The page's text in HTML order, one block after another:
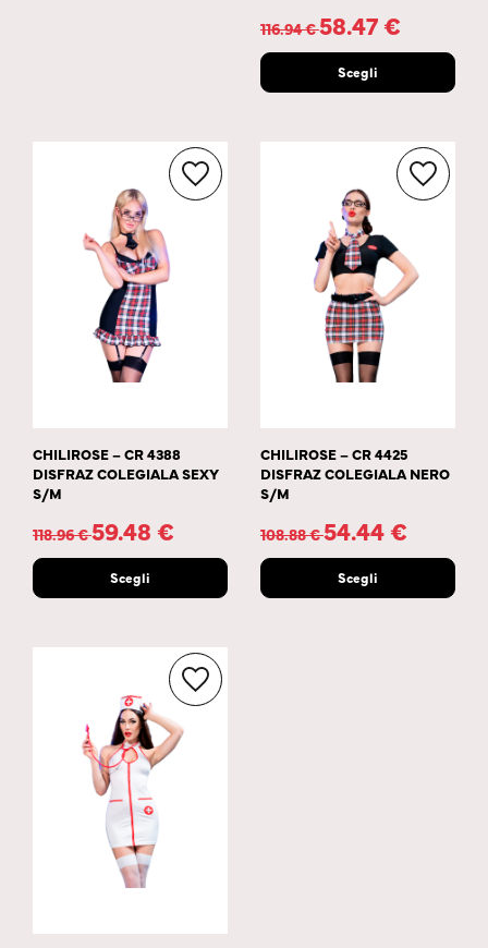
116.94€58.47€
Scegli
CHILIROSE – CR 4388
DISFRAZ COLEGIALA SEXY
S/M
118.96€59.48 €
Scegli
CHILIROSE – CR 4425
DISFRAZ COLEGIALA NERO
S/M
108.88€54.44€
Scegli